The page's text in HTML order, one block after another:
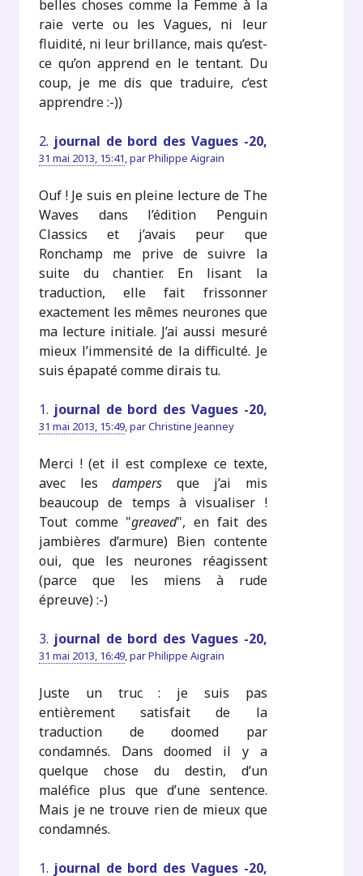
belles choses comme la Femme à la
raie verte ou les Vagues, ni leur
fluidité, ni leur brillance, mais qu’est-
ce qu’on apprend en le tentant. Du
coup, je me dis que traduire, c’est
apprendre :-))
2. journal de bord des Vagues -20,
31 mai 2013, 15:41,parPhilippe Aigrain
Ouf ! Je suis en pleine lecture de The
Waves dans l’édition Penguin
Classics et j’avais peur que
Ronchamp me prive de suivre la
suite du chantier. En lisant la
traduction, elle fait frissonner
exactement les mêmes neurones que
ma lecture initiale. J’ai aussi mesuré
mieux l’immensité de la difficulté. Je
suis épapaté comme dirais tu.
1. journal de bord des Vagues -20,
31 mai 2013, 15:49,parChristine Jeanney
Merci ! (et il est complexe ce texte,
avec lesdampers que j’ai mis
beaucoup de temps à visualiser !
Tout comme "greaved", en fait des
jambières d’armure) Bien contente
oui, que les neurones réagissent
(parce que les miens à rude
épreuve) :-)
3. journal de bord des Vagues -20,
31 mai 2013, 16:49,parPhilippe Aigrain
Juste un truc : je suis pas
entièrement satisfait de la
traduction de doomed par
condamnés. Dans doomed il y a
quelque chose du destin, d’un
maléfice plus que d’une sentence.
Mais je ne trouve rien de mieux que
condamnés.
1. journal de bord des Vagues -20,